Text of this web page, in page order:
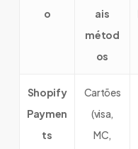
o
ais
métod
os
Shopify
Paymen
ts
Cartões
(visa,
MC,